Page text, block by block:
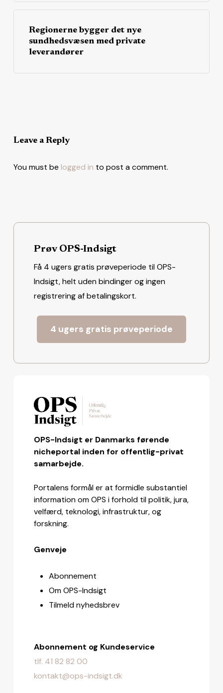
Regionerne bygger det nye
sundhedsvæsen med private
leverandører
Leave a Reply
You must be logged in to post a comment.
Prøv OPS-Indsigt
Få 4 ugers gratis prøveperiode til OPS-
Indsigt, helt uden bindinger og ingen
registrering af betalingskort.
4 ugers gratis prøveperiode
OPS-Indsigt er Danmarks førende
nicheportal inden for offentlig-privat
samarbejde.
Portalens formål er at formidle substantiel
information om OPS i forhold til politik, jura,
velfærd, teknologi, infrastruktur, og
forskning.
Genveje
Abonnement
Om OPS-Indsigt
Tilmeld nyhedsbrev
Abonnement og Kundeservice
tlf. 41 82 82 00
kontakt@ops-indsigt.dk